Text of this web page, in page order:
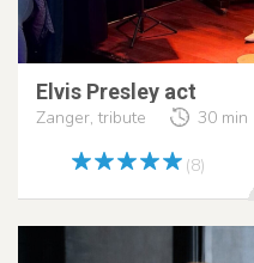
Elvis Presley act
Zanger, tribute 30 min
(8)